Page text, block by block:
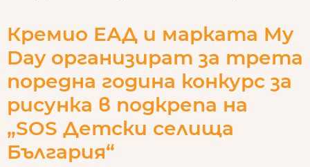
Кремио ЕАД и марката My
Day организират за трета
поредна година конкурс за
рисунка в подкрепа на
„SOS Детски селища
България“